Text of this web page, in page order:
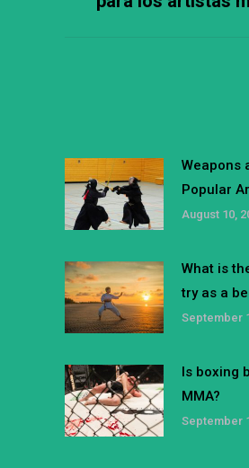
post:
Weapons
Popular
August 10,
What is
try as a
September
Is boxing
MMA?
September